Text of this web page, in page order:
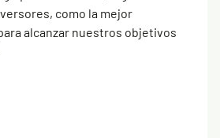
como la mejor
alcanzar nuestros objetivos